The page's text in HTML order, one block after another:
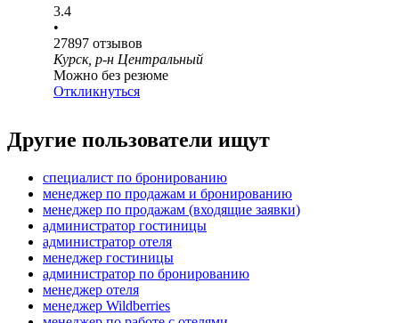
3.4
•
27897 отзывов
Курск, р-н Центральный
Можно без резюме
Откликнуться
Другие пользователи ищут
специалист по бронированию
менеджер по продажам и бронированию
менеджер по продажам (входящие заявки)
администратор гостиницы
администратор отеля
менеджер гостиницы
администратор по бронированию
менеджер отеля
менеджер Wildberries